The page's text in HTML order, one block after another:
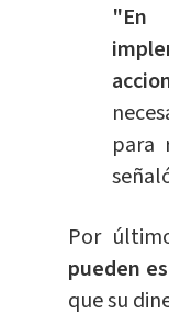
para
Por
pueden
que su